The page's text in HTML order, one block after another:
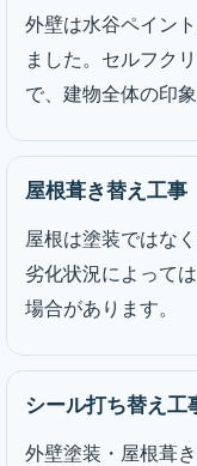
外壁は水谷ペイン
ました。セルフク
で、建物全体の印
屋根葺き替え工事
屋根は塗装ではな
劣化状況によって
場合があります。
シール打ち替え工
外壁塗装・屋根葺